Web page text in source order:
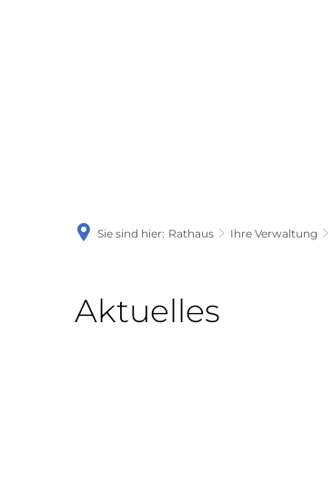
Sie sind hier: Rathaus Ihre Verwaltung
Aktuelles